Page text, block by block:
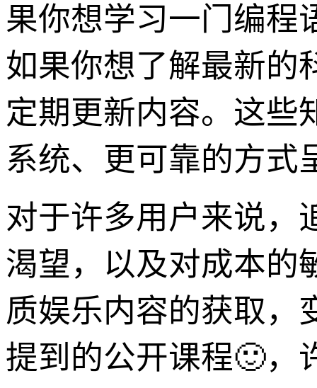
果你想学习一门编程
如果你想了解最新的
定期更新内容。这些
系统、更可靠的方式
对于许多用户来说，
渴望，以及对成本的
质娱乐内容的获取，
提到的公开课程🙂，